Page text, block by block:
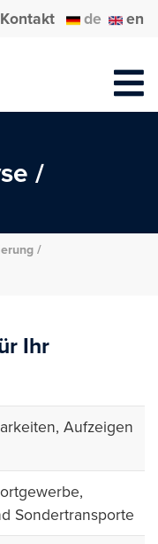
Kontakt de en
/
/
Ihr
Aufzeigen
Sondertransporte